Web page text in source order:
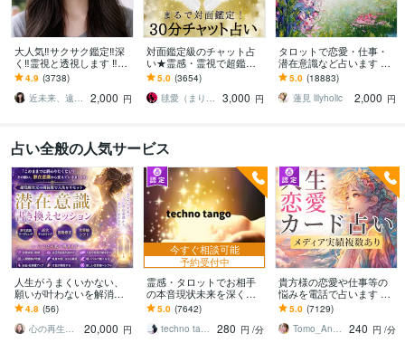
大人気‼️サクサク鑑定‼️深
く‼️霊視と透視します ‼️恋
愛、複雑な恋愛、仕事、
人間関係、人生相談/深層
霊視
4.9 (3738)
近未来、遠未来を霊透視！！占い師 紗理奈
2,000 円
対面鑑定級のチャット占
い★霊感・霊視で超鑑定
します 占いし放題の30
分！どんなことでも全て
を見通す霊感霊視で解決
5.0 (3654)
毬愛（まりあ）
3,000 円
タロットで恋愛・仕事・
潜在意識など占います う
まく好転するようアドバ
イスします✧*̣̩⋆̩☽⋆゜
5.0 (18883)
蓮見 lilyholic
2,000 円
占い全般の人気サービス
人生がうまくいかない、
願いが叶わないを解消し
ます 現実を変えるために
努力したのに、自力では
もう無理と感じている
4.8 (56)
心の再生セラピスト YASUKO
20,000 円
今すぐ相談可能
予約受付中
霊感・タロットでお相手
の本音現状未来を深く視
ます 恋愛・仕事・家族・
人間関係の本質を見抜き
スピード解決へ
5.0 (7642)
techno tango
280 円 /分
貴方様の恋愛や仕事等の
悩みを電話で占います タ
ロットカード、オラクル
カード、ルノルマンカー
ドを使用します
5.0 (7129)
Tomo_Angel7
240 円 /分